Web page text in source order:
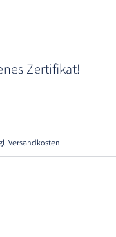
Zertifikat!
Versandkosten